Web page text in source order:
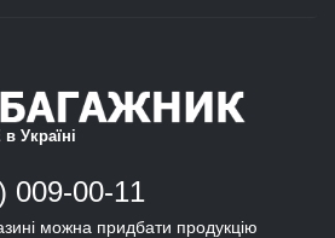
Україні
009-00-11
можна придбати продукцію